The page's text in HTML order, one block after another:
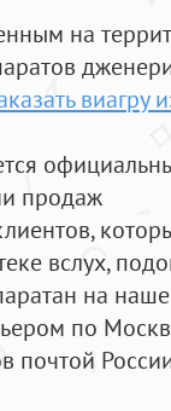
на
виагру
продаж
вслух,
на
по
почтой